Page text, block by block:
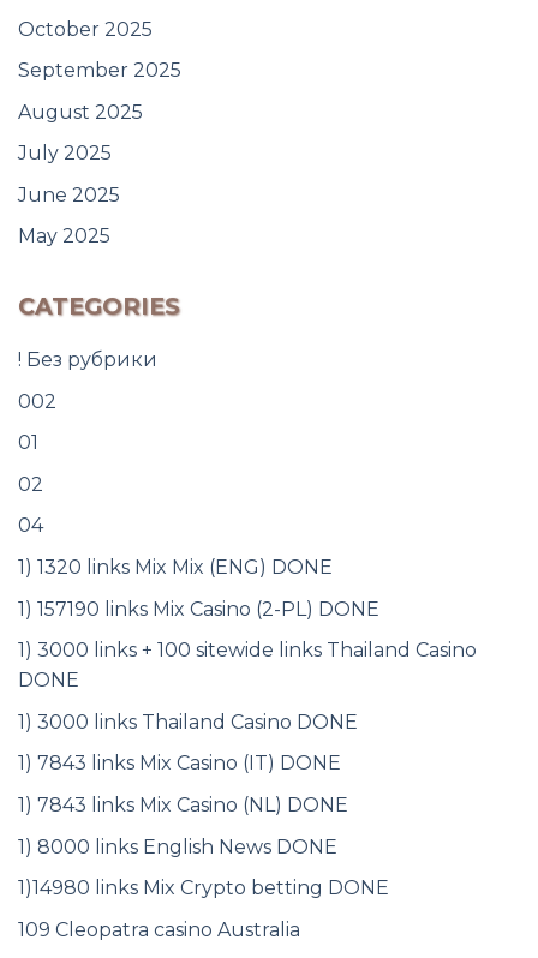
October 2025
September 2025
August 2025
July 2025
June 2025
May 2025
CATEGORIES
! Без рубрики
002
01
02
04
1) 1320 links Mix Mix (ENG) DONE
1) 157190 links Mix Casino (2-PL) DONE
1) 3000 links + 100 sitewide links Thailand Casino
DONE
1) 3000 links Thailand Casino DONE
1) 7843 links Mix Casino (IT) DONE
1) 7843 links Mix Casino (NL) DONE
1) 8000 links English News DONE
1)14980 links Mix Crypto betting DONE
109 Cleopatra casino Australia